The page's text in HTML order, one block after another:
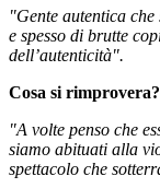
"Gente autentica
e spesso di brutte
dell’autenticità".
Cosa si rimprovera?
"A volte penso che
siamo abituati alla
spettacolo che